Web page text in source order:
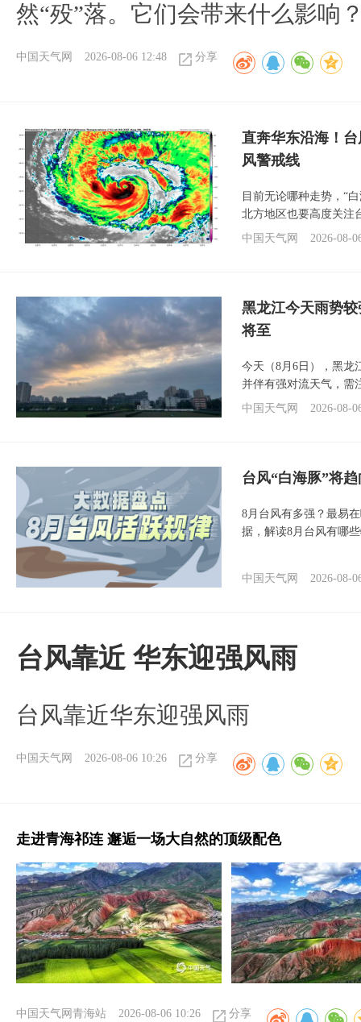
然“殁”落。它们会带来什么影响
中国天气网 2026-08-06 12:48 分享
直奔华东沿海！
风警戒线
目前无论哪种走势，“
北方地区也要高度关注
中国天气网
2026-08-
黑龙江今天雨势
将至
今天（8月6日），黑龙
并伴有强对流天气，需
中国天气网
2026-08-
台风“白海豚”将
8月台风有多强？最易
据，解读8月台风有哪
中国天气网 2026-08-
台风靠近 华东迎强风雨
台风靠近华东迎强风雨
中国天气网 2026-08-06 10:26 分享
走进青海祁连 邂逅一场大自然的顶级配色
中国天气网青海站 2026-08-06 10:26 分享